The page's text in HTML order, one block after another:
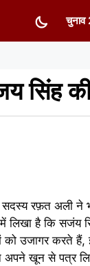
सिंह
सदस्य रफ़त अली
लिखा है कि
को उजागर करते
अपने खून से पत्र